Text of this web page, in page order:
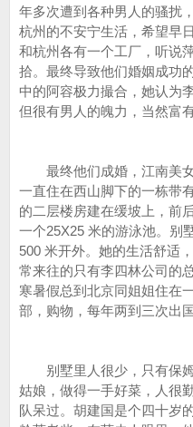
年多次遭到各种男人的骚扰
杭州的不安宁生活，希望早
和杭州各有一个工厂，听说
拾。最终导致他们婚姻成功
中的阿容极力撮合，她认为
但很有男人的魄力，当然富
最终他们成婚，江南美女
一直住在西山脚下的一栋带
的二层楼房建在缓坡上，前
一个25X25 米的游泳池。别
500 米开外。她的生活舒适
常来往的只有李四林公司的
寒暑假总到北京同姐姐住在
部，购物，每年两到三次出
别墅里人很少，只有保姆
姑娘，做得一手好菜，人很
队呆过。胡建国是个四十岁